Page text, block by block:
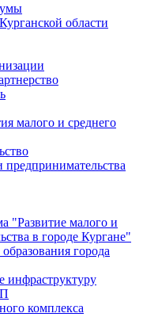
области
малого и среднего
"Развитие малого и
в городе Кургане"
города
инфраструктуру
комплекса